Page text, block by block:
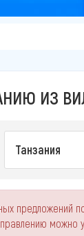
ИЗ
Танзания
предложений
можно